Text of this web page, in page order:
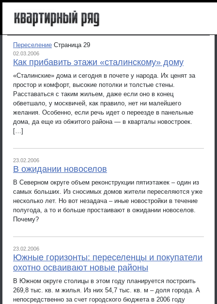
Переселение Страница 29
02.03.2006
Как прибавить этажи «сталинскому» дому
«Сталинские» дома и сегодня в почете у народа. Их ценят за
простор и комфорт, высокие потолки и толстые стены.
Расставаться с таким жильем, даже если оно в конец
обветшало, у москвичей, как правило, нет ни малейшего
желания. Особенно, если речь идет о переезде в панельные
дома, да еще из обжитого района — в кварталы новостроек.
[…]
23.02.2006
В ожидании новоселов
В Северном округе объем реконструкции пятиэтажек – один из
самых больших. Из сносимых домов жители переселяются уже
несколько лет. Но вот незадача – иные новостройки в течение
полугода, а то и больше простаивают в ожидании новоселов.
Почему?
23.02.2006
Южные горизонты: переселенцы и покупатели
охотно осваивают новые районы
В Южном округе столицы в этом году планируется построить
269,8 тыс. кв. м жилья. Из них 54,7 тыс. кв. м – доля города. А
непосредственно за счет городского бюджета в 2006 году